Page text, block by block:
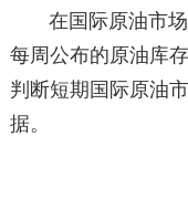
在国际原油市
每周公布的原油库
判断短期国际原油
据。